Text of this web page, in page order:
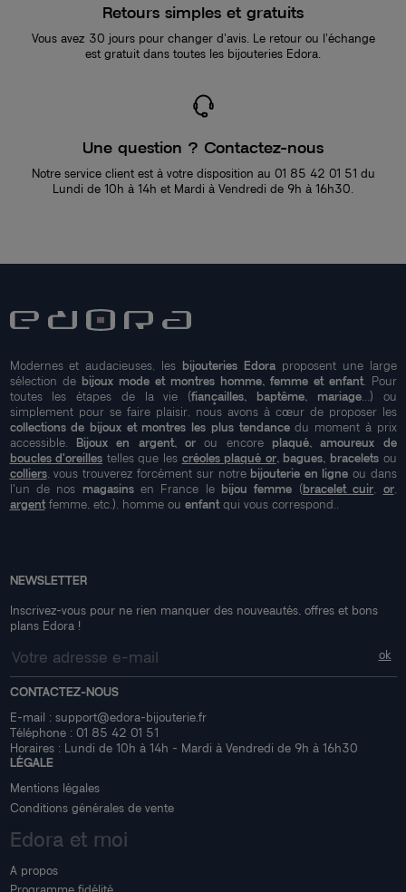
Retours simples et gratuits
Vous avez 30 jours pour changer d’avis. Le retour ou l’échange
est gratuit dans toutes les bijouteries Edora.
Une question ? Contactez-nous
Notre service client est à votre disposition au 01 85 42 01 51 du
Lundi de 10h à 14h et Mardi à Vendredi de 9h à 16h30.
Modernes et audacieuses, les bijouteries Edoraproposent une large
sélection de bijoux mode et montres homme, femme et enfant. Pour
toutes les étapes de la vie (fiançailles, baptême, mariage...) ou
simplement pour se faire plaisir, nous avons à cœur de proposer les
collections de bijoux et montres les plus tendancedu moment à prix
accessible. Bijoux en argent, orou encore plaqué, amoureux de
boucles d'oreilles telles que les créoles plaqué or, bagues, braceletsou
colliers, vous trouverez forcément sur notre bijouterie en ligne ou dans
l'un de nos magasinsen France le bijou femme (bracelet cuir or,
argentfemme, etc.), homme ou enfantqui vous correspond..
NEWSLETTER
Inscrivez-vous pour ne rien manquer des nouveautés, offres et bons
plans Edora !
CONTACTEZ-NOUS
E-mail : support@edora-bijouterie.fr
Téléphone : 01 85 42 01 51
Horaires : Lundi de 10h à 14h - Mardi à Vendredi de 9h à 16h30
LÉGALE
Mentions légales
Conditions générales de vente
Edora et moi
A propos